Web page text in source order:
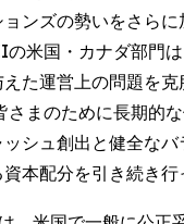
ンズの勢いをさら
米国・カナダ部門
た運営上の問題を
さまのために長期的
シュ創出と健全な
本配分を引き続き行